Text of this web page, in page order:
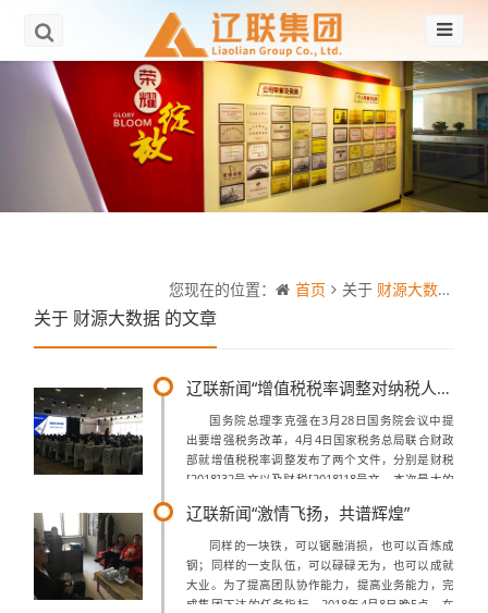
您现在的位置： 首页 关于 财源大数据
关于 财源大数据 的文章
辽联新闻“增值税税率调整对纳税人的影响”
国务院总理李克强在3月28日国务院会议中提
出要增强税务改革，4月4日国家税务总局联合财政
部就增值税税率调整发布了两个文件，分别是财税
[2018]32号文以及财税[2018]18号文，本次最大的
由原来的17%调整至...
辽联新闻“激情飞扬，共谱辉煌”
同样的一块铁，可以锯融消损，也可以百炼成
钢；同样的一支队伍，可以碌碌无为，也可以成就
大业。为了提高团队协作能力，提高业务能力，完
成集团下达的任务指标，2018年4月8日晚5点，在